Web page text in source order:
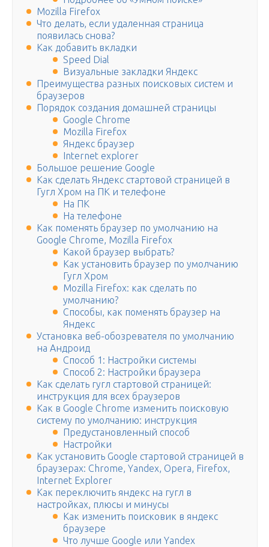
Mozilla Firefox
Что делать, если удаленная страница
появилась снова?
Как добавить вкладки
Speed Dial
Визуальные закладки Яндекс
Преимущества разных поисковых систем и
браузеров
Порядок создания домашней страницы
Google Chrome
Mozilla Firefox
Яндекс браузер
Internet explorer
Большое решение Google
Как сделать Яндекс стартовой страницей в
Гугл Хром на ПК и телефоне
На ПК
На телефоне
Как поменять браузер по умолчанию на
Google Chrome, Mozilla Firefox
Какой браузер выбрать?
Как установить браузер по умолчанию
Гугл Хром
Mozilla Firefox: как сделать по
умолчанию?
Способы, как поменять браузер на
Яндекс
Установка веб-обозревателя по умолчанию
на Андроид
Способ 1: Настройки системы
Способ 2: Настройки браузера
Как сделать гугл стартовой страницей:
инструкция для всех браузеров
Как в Google Chrome изменить поисковую
систему по умолчанию: инструкция
Предустановленный способ
Настройки
Как установить Google стартовой страницей в
браузерах: Chrome, Yandex, Opera, Firefox,
Internet Explorer
Как переключить яндекс на гугл в
настройках, плюсы и минусы
Как изменить поисковик в яндекс
браузере
Что лучше Google или Yandex